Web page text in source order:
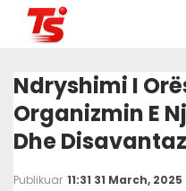
Ndryshimi I
Organizmin E
Dhe
Publikuar 11:31 31 March, 2025